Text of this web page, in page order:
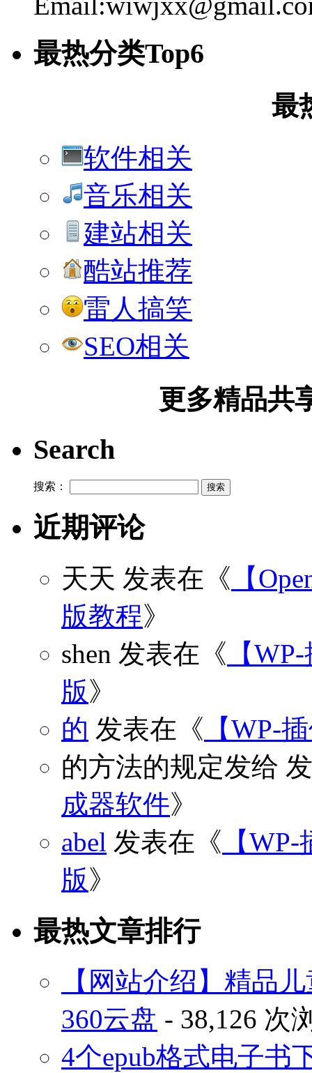
最热分类Top6
最
软件相关
音乐相关
建站相关
酷站推荐
雷人搞笑
SEO相关
更多精品共
Search
搜索：
近期评论
天天 发表在《 【
版教程》
shen 发表在《 【
版》
的 发表在《 【WP-
的方法的规定发给
成器软件》
abel 发表在《 【
版》
最热文章排行
【网站介绍】精品
360云盘 - 38,126 次
4个epub格式电子书